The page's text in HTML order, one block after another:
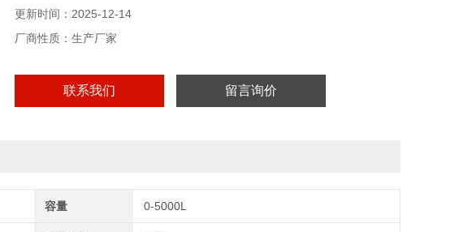
更新时间：2025-12-14
厂商性质：生产厂家
联系我们 留言询价
容量 0-5000L